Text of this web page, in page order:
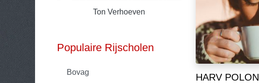
Ton Verhoeven
Populaire Rijscholen
Bovag HARV POLON